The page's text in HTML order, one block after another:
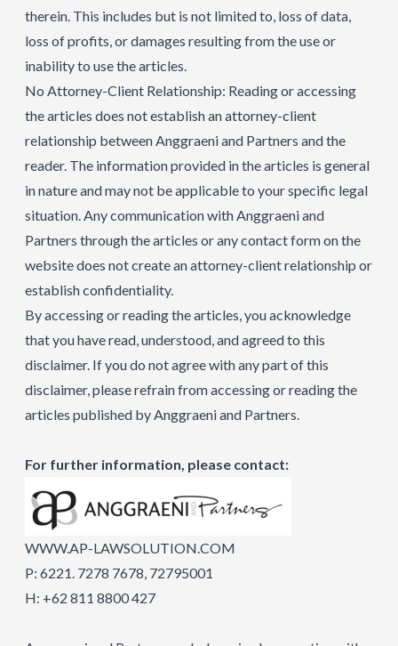
therein. This includes but is not limited to, loss of data,
loss of profits, or damages resulting from the use or
inability to use the articles.
No Attorney-Client Relationship: Reading or accessing
the articles does not establish an attorney-client
relationship between Anggraeni and Partners and the
reader. The information provided in the articles is general
in nature and may not be applicable to your specific legal
situation. Any communication with Anggraeni and
Partners through the articles or any contact form on the
website does not create an attorney-client relationship or
establish confidentiality.
By accessing or reading the articles, you acknowledge
that you have read, understood, and agreed to this
disclaimer. If you do not agree with any part of this
disclaimer, please refrain from accessing or reading the
articles published by Anggraeni and Partners.
For further information, please contact:
WWW.AP-LAWSOLUTION.COM
P: 6221. 7278 7678, 72795001
H: +62 811 8800 427